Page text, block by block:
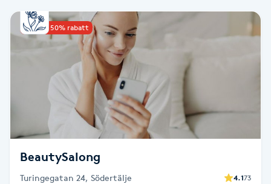
Babylights
Bambumassage
Barnklippning
Upp till 50% rabatt
BeautySalong
Turingegatan 24, Södertälje 4.173